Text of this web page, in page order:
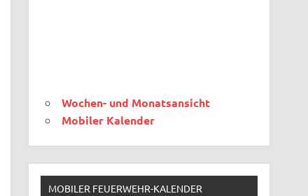
Wochen- und Monatsansicht
Mobiler Kalender
MOBILER FEUERWEHR-KALENDER